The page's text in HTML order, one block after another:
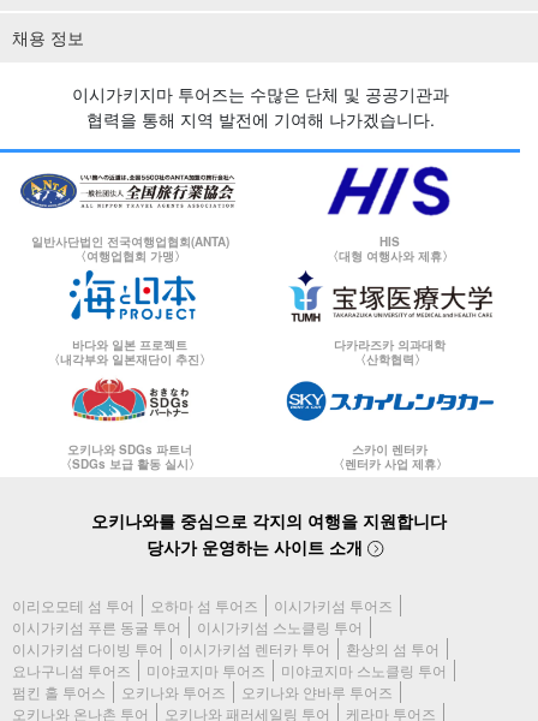
채용 정보
이시가키지마 투어즈는 수많은 단체 및 공공기관과
협력을 통해 지역 발전에 기여해 나가겠습니다.
일반사단법인 전국여행업협회(ANTA)
〈여행업협회 가맹〉
HIS
〈대형 여행사와 제휴〉
바다와 일본 프로젝트
〈내각부와 일본재단이 추진〉
다카라즈카 의과대학
〈산학협력〉
오키나와 SDGs 파트너
〈SDGs 보급 활동 실시〉
스카이 렌터카
〈렌터카 사업 제휴〉
오키나와를 중심으로 각지의 여행을 지원합니다
당사가 운영하는 사이트 소개
이리오모테 섬 투어 오하마 섬 투어즈
이시가키섬 투어즈
이시가키섬 푸른 동굴 투어
이시가키섬 스노클링 투어
이시가키섬 다이빙 투어
이시가키섬 렌터카 투어
환상의 섬 투어
요나구니섬 투어즈
미야코지마 투어즈
미야코지마 스노클링 투어
펌킨 홀 투어스
오키나와 투어즈
오키나와 얀바루 투어즈
오키나와 온나촌 투어
오키나와 패러세일링 투어 케라마 투어즈